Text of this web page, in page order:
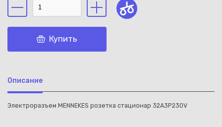
Купить
Описание
Электроразъем MENNEKES розетка стационар 32A3P230V